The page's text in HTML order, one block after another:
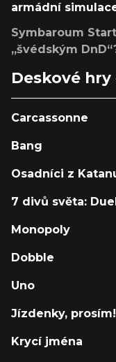
armádní
Symbaroum
„švédským
Deskové hry
Carcassonne
Bang
Osadníci z
7 divů světa:
Monopoly
Dobble
Uno
Jízdenky, prosím!
Krycí jména